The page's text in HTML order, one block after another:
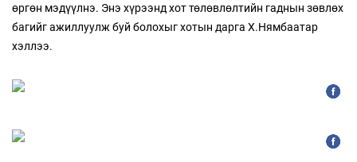
өргөн мэдүүлнэ. Энэ хүрээнд хот төлөвлөлтийн гаднын зөвлөх
багийг ажиллуулж буй болохыг хотын дарга Х.Нямбаатар
хэллээ.